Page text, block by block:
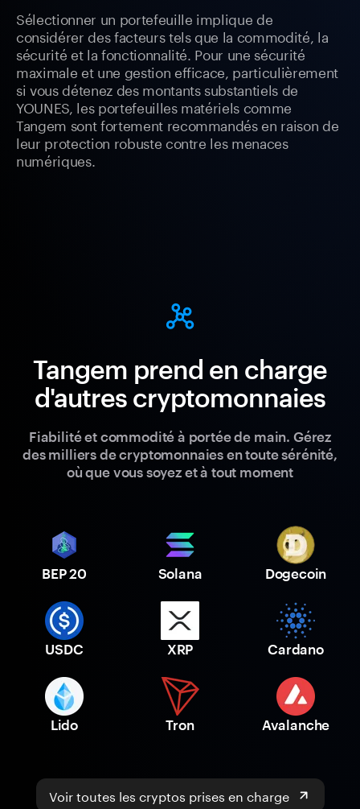
Sélectionner un portefeuille implique de
considérer des facteurs tels que la commodité, la
sécurité et la fonctionnalité. Pour une sécurité
maximale et une gestion efficace, particulièrement
si vous détenez des montants substantiels de
YOUNES, les portefeuilles matériels comme
Tangem sont fortement recommandés en raison de
leur protection robuste contre les menaces
numériques.
Tangem prend en charge
d'autres cryptomonnaies
Fiabilité et commodité à portée de main. Gérez
des milliers de cryptomonnaies en toute sérénité,
où que vous soyez et à tout moment
BEP 20 Solana Dogecoin
USDC XRP Cardano
Lido Tron Avalanche
Voir toutes les cryptos prises en charge